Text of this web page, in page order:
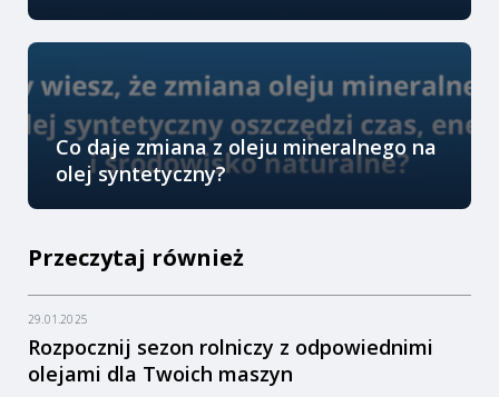
Co daje zmiana z oleju mineralnego na
olej syntetyczny?
Przeczytaj również
29.01.2025
Rozpocznij sezon rolniczy z odpowiednimi
olejami dla Twoich maszyn